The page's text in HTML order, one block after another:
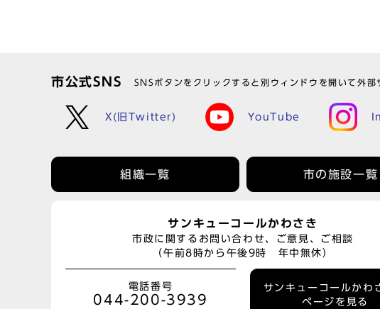
市公式SNS SNSボタンをクリックすると別ウィンドウを開いて外部
X(旧Twitter) YouTube
組織一覧 市の施設一覧
サンキューコールかわさき
市政に関するお問い合わせ、ご意見、ご相談
（午前8時から午後9時 年中無休）
電話番号
044-200-3939
サンキューコールかわ
ページを見る